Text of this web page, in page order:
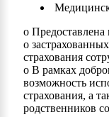
o
о
страхования
o В рамках
возможность
страхования, а
родственников